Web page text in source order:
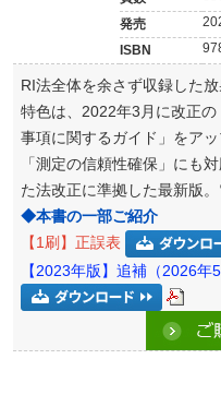
発売
ISBN
RI法全体を余さず収録した
特色は、2022年3月に改正
事項に関するガイド」をア
「測定の信頼性確保」にも
た法改正に準拠した最新版
◆本書の一部ご紹介
【1刷】正誤表
【2023年版】追補（2026年